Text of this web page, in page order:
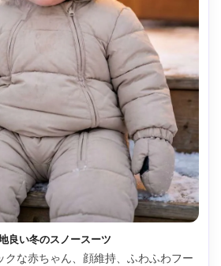
良い冬のスノースーツ
クな赤ちゃん、顔維持、ふわふわフー